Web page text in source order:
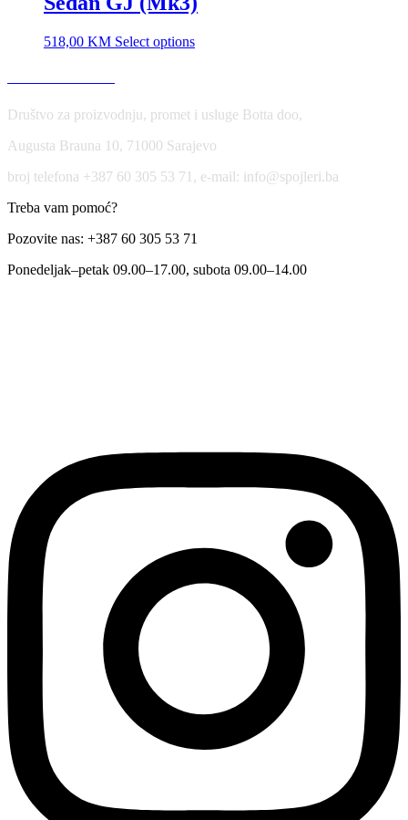
518,00 KM Select options
Društvo za proizvodnju, promet i usluge Botta doo,
Augusta Brauna 10, 71000 Sarajevo
broj telefona +387 60 305 53 71, e-mail: info@spojleri.ba
Treba vam pomoć?
Pozovite nas: +387 60 305 53 71
Ponedeljak–petak 09.00–17.00, subota 09.00–14.00